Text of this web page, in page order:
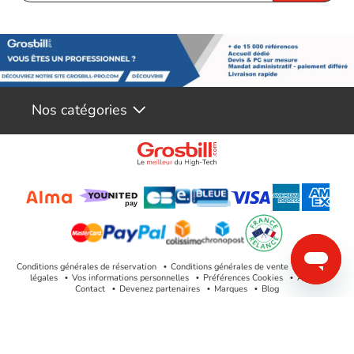
Nos catégories
Conditions générales de réservation Conditions générales de vente
Mentions
légales
Vos informations personnelles Préférences Cookies
Aide &
Contact
Devenez partenaires Marques Blog